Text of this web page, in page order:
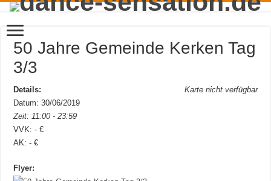
50 Jahre Gemeinde Kerken Tag
3/3
Karte nicht verfügbar
Details:
Datum: 30/06/2019
Zeit: 11:00 - 23:59
VVK: - €
AK: - €
Flyer: